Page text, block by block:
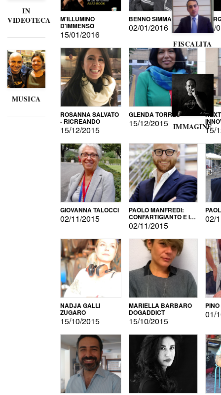
IN
VIDEOTECA
MUSICA
M'ILLUMINO
D'IMMENSO
15/01/2016
BENNO SIMMA
02/01/2016
ROSANNA SALVATO
- RICREANDO
15/12/2015
GLENDA TORRES
15/12/2015
15/
GIOVANNA TALOCCI
02/11/2015
PAOLO MANFREDI:
CONFARTIGIANTO E IL
SONDAGGIO
02/11/2015
02/
NADJA GALLI
ZUGARO
15/10/2015
MARIELLA BARBARO
DOGADDICT
15/10/2015
01/
FISCALITA
IMMAGINE